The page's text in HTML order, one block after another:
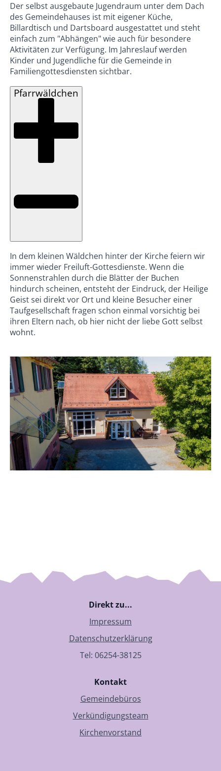
Der selbst ausgebaute Jugendraum unter dem Dach
des Gemeindehauses ist mit eigener Küche,
Billardtisch und Dartsboard ausgestattet und steht
einfach zum "Abhängen" wie auch für besondere
Aktivitäten zur Verfügung. Im Jahreslauf werden
Kinder und Jugendliche für die Gemeinde in
Familiengottesdiensten sichtbar.
Pfarrwäldchen
In dem kleinen Wäldchen hinter der Kirche feiern wir
immer wieder Freiluft-Gottesdienste. Wenn die
Sonnenstrahlen durch die Blätter der Buchen
hindurch scheinen, entsteht der Eindruck, der Heilige
Geist sei direkt vor Ort und kleine Besucher einer
Taufgesellschaft fragen schon einmal vorsichtig bei
ihren Eltern nach, ob hier nicht der liebe Gott selbst
wohnt.
Direkt zu...
Impressum
Datenschutzerklärung
Tel: 06254-38125
Kontakt
Gemeindebüros
Verkündigungsteam
Kirchenvorstand